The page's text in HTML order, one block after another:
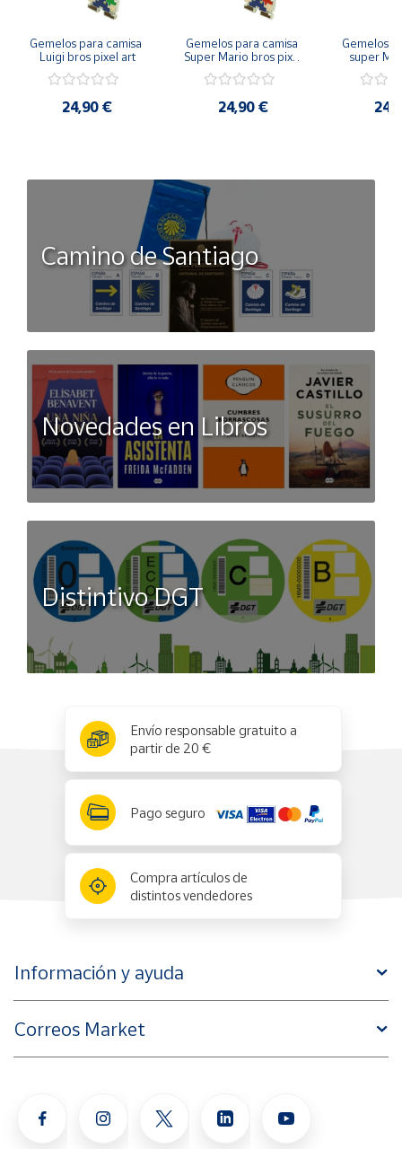
Gemelos para camisa
Luigi bros pixel art
24,90 €
Gemelos para camisa
Super Mario bros pixel
art
24,90 €
Gemelos
super
Luigi
Camino de Santiago
Novedades en Libros
Distintivo DGT
Envío responsable gratuito a
partir de 20 €
Pago seguro
Compra artículos de
distintos vendedores
Información y ayuda
Correos Market